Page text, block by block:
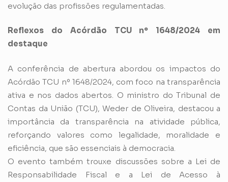
evolução das profissões regulamentadas.
Reflexos do Acórdão TCU nº 1648/2024 em
destaque
A conferência de abertura abordou os impactos do
Acórdão TCU nº 1648/2024, com foco na transparência
ativa e nos dados abertos. O ministro do Tribunal de
Contas da União (TCU), Weder de Oliveira, destacou a
importância da transparência na atividade pública,
reforçando valores como legalidade, moralidade e
eficiência, que são essenciais à democracia.
O evento também trouxe discussões sobre a Lei de
Responsabilidade Fiscal e a Lei de Acesso à